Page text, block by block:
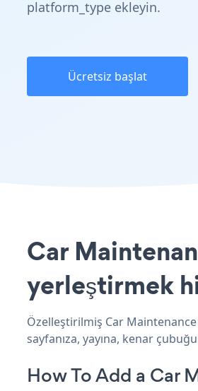
platform_type ekleyin.
Ücretsiz başlat
Car
yerleştirmek
Özelleştirilmiş Car
sayfanıza, yayına, kenar
How To Add a Car